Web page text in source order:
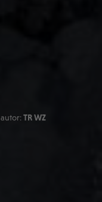
autor:TR WZ